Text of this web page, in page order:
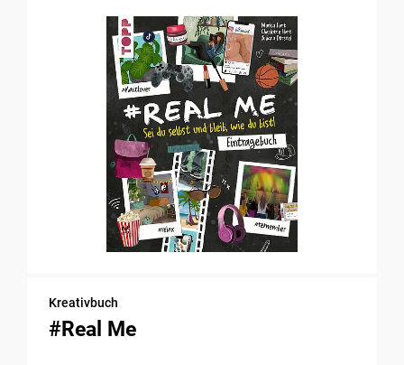
Kreativbuch
#Real Me